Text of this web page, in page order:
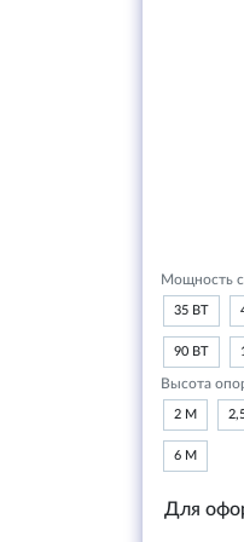
Мощность
35 ВТ
90 ВТ
Высота
2 М
6 М
Для